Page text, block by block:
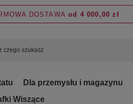
DOSTAWA od 4 000,00 zł
Dla przemysłu i magazynu
Wiszące